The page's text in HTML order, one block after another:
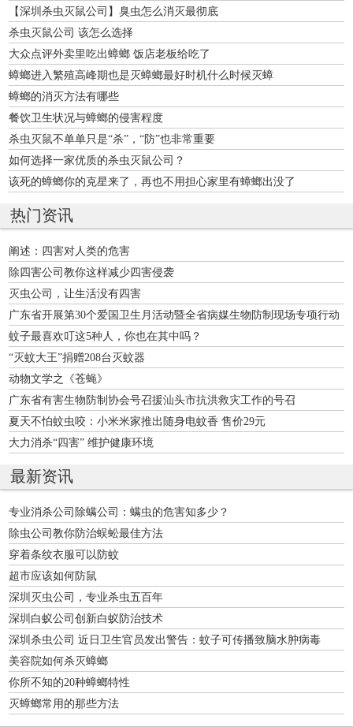
【深圳杀虫灭鼠公司】臭虫怎么消灭最彻底
杀虫灭鼠公司 该怎么选择
大众点评外卖里吃出蟑螂 饭店老板给吃了
蟑螂进入繁殖高峰期也是灭蟑螂最好时机什么时候灭蟑
蟑螂的消灭方法有哪些
餐饮卫生状况与蟑螂的侵害程度
杀虫灭鼠不单单只是“杀”，“防”也非常重要
如何选择一家优质的杀虫灭鼠公司？
该死的蟑螂你的克星来了，再也不用担心家里有蟑螂出没了
热门资讯
阐述：四害对人类的危害
除四害公司教你这样减少四害侵袭
灭虫公司，让生活没有四害
广东省开展第30个爱国卫生月活动暨全省病媒生物防制现场专项行动
蚊子最喜欢叮这5种人，你也在其中吗？
“灭蚊大王”捐赠208台灭蚊器
动物文学之《苍蝇》
广东省有害生物防制协会号召援汕头市抗洪救灾工作的号召
夏天不怕蚊虫咬：小米米家推出随身电蚊香 售价29元
大力消杀“四害” 维护健康环境
最新资讯
专业消杀公司除螨公司：螨虫的危害知多少？
除虫公司教你防治蜈蚣最佳方法
穿着条纹衣服可以防蚊
超市应该如何防鼠
深圳灭虫公司，专业杀虫五百年
深圳白蚁公司创新白蚁防治技术
深圳杀虫公司 近日卫生官员发出警告：蚊子可传播致脑水肿病毒
美容院如何杀灭蟑螂
你所不知的20种蟑螂特性
灭蟑螂常用的那些方法